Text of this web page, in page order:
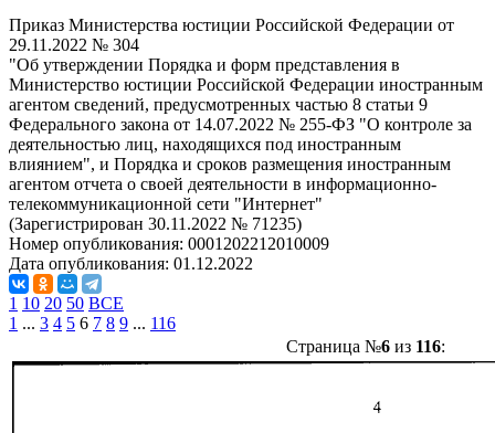
Приказ Министерства юстиции Российской Федерации от
29.11.2022 № 304
"Об утверждении Порядка и форм представления в
Министерство юстиции Российской Федерации иностранным
агентом сведений, предусмотренных частью 8 статьи 9
Федерального закона от 14.07.2022 № 255-ФЗ "О контроле за
деятельностью лиц, находящихся под иностранным
влиянием", и Порядка и сроков размещения иностранным
агентом отчета о своей деятельности в информационно-
телекоммуникационной сети "Интернет"
(Зарегистрирован 30.11.2022 № 71235)
Номер опубликования: 0001202212010009
Дата опубликования: 01.12.2022
1 10 20 50 ВСЕ
1 ... 3 4 5 6 7 8 9 ... 116
Страница №6 из 116: